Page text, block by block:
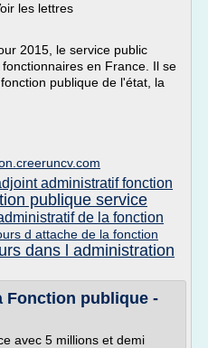
les lettres
2015, le service public
en France. Il se
publique de l'état, la
administratif fonction
publique service
de la fonction
d attache de la fonction
dans l administration
Fonction publique -
avec 5 millions et demi